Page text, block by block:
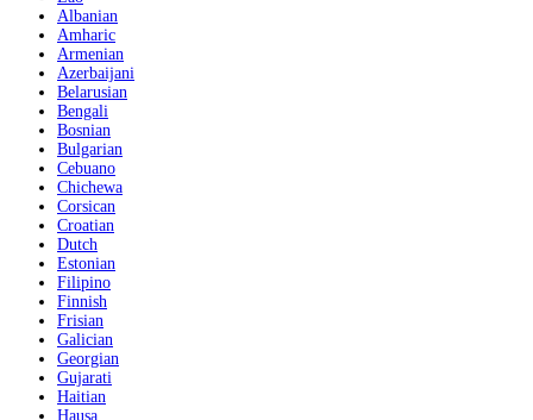
Albanian
Amharic
Armenian
Azerbaijani
Belarusian
Bengali
Bosnian
Bulgarian
Cebuano
Chichewa
Corsican
Croatian
Dutch
Estonian
Filipino
Finnish
Frisian
Galician
Georgian
Gujarati
Haitian
Hausa